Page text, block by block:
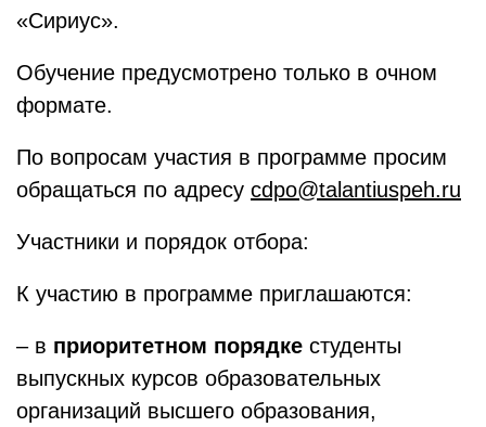
«Сириус».
Обучение предусмотрено только в очном
формате.
По вопросам участия в программе просим
обращаться по адресу cdpo@talantiuspeh.ru
Участники и порядок отбора:
К участию в программе приглашаются:
– в приоритетном порядке студенты
выпускных курсов образовательных
организаций высшего образования,